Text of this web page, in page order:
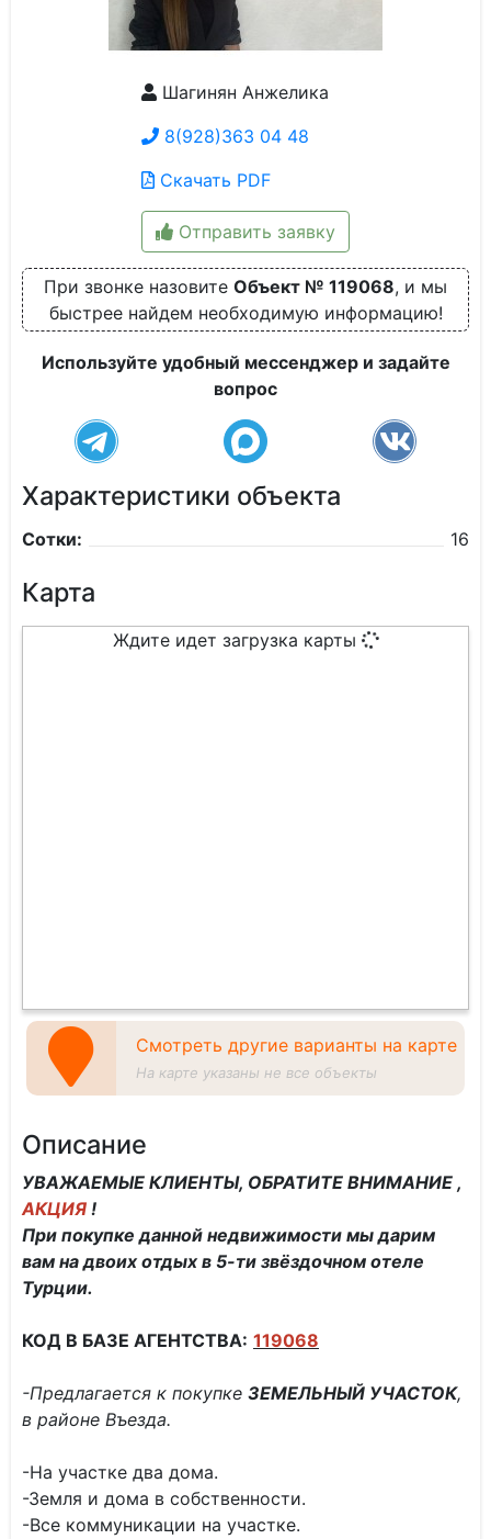
Шагинян Анжелика
8(928)363 04 48
Скачать PDF
Отправить заявку
При звонке назовите Объект № 119068, и мы
быстрее найдем необходимую информацию!
Используйте удобный мессенджер и задайте
вопрос
Характеристики объекта
Сотки: 16
Карта
Ждите идет загрузка карты
Смотреть другие варианты на карте
На карте указаны не все объекты
Описание
УВАЖАЕМЫЕ КЛИЕНТЫ, ОБРАТИТЕ ВНИМАНИЕ ,
АКЦИЯ !
При покупке данной недвижимости мы дарим
вам на двоих отдых в 5-ти звёздочном отеле
Турции.
КОД В БАЗЕ АГЕНТСТВА: 119068
-Предлагается к покупке ЗЕМЕЛЬНЫЙ УЧАСТОК,
в районе Въезда.
-На участке два дома.
-Земля и дома в собственности.
-Все коммуникации на участке.